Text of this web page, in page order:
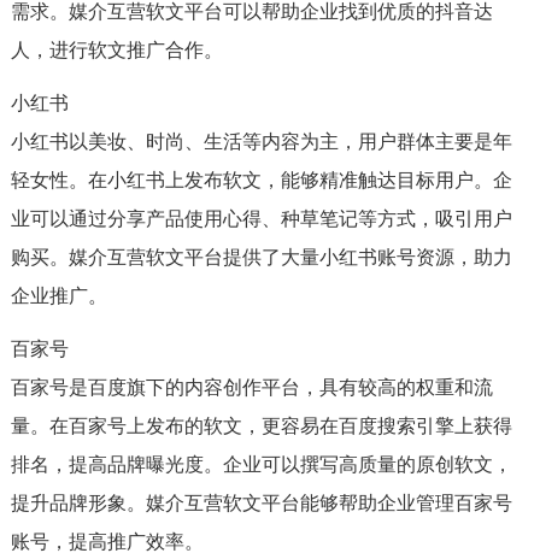
需求。媒介互营软文平台可以帮助企业找到优质的抖音达
人，进行软文推广合作。
小红书
小红书以美妆、时尚、生活等内容为主，用户群体主要是年
轻女性。在小红书上发布软文，能够精准触达目标用户。企
业可以通过分享产品使用心得、种草笔记等方式，吸引用户
购买。媒介互营软文平台提供了大量小红书账号资源，助力
企业推广。
百家号
百家号是百度旗下的内容创作平台，具有较高的权重和流
量。在百家号上发布的软文，更容易在百度搜索引擎上获得
排名，提高品牌曝光度。企业可以撰写高质量的原创软文，
提升品牌形象。媒介互营软文平台能够帮助企业管理百家号
账号，提高推广效率。